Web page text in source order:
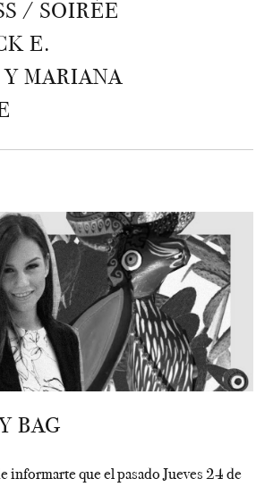
/ SOIRÉE
E.
MARIANA
BAG
informarte que el pasado Jueves 24 de